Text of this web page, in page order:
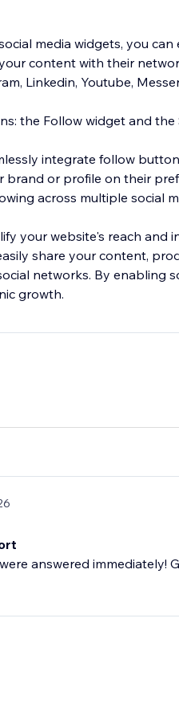
media widgets, you
content with their
Linkedin, Youtube,
the Follow widget and the
integrate follow
or profile on their
across multiple social
your website's reach and
share your content,
networks. By enabling
growth.
answered immediately!